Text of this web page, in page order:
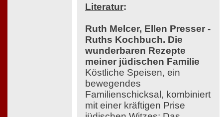
Literatur:
Ruth Melcer, Ellen Presser -
Ruths Kochbuch. Die
wunderbaren Rezepte
meiner jüdischen Familie
Köstliche Speisen, ein
bewegendes
Familienschicksal, kombiniert
mit einer kräftigen Prise